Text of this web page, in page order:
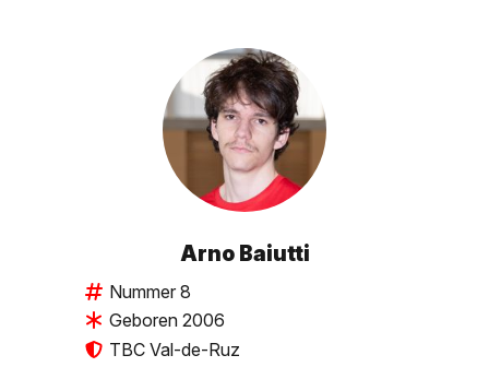
Arno Baiutti
Nummer 8
Geboren 2006
TBC Val-de-Ruz